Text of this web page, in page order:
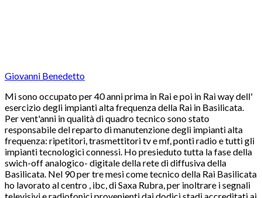
Giovanni Benedetto
Mi sono occupato per 40 anni prima in Rai e poi in Rai way dell'
esercizio degli impianti alta frequenza della Rai in Basilicata.
Per vent'anni in qualità di quadro tecnico sono stato
responsabile del reparto di manutenzione degli impianti alta
frequenza: ripetitori, trasmettitori tv e mf, ponti radio e tutti gli
impianti tecnologici connessi. Ho presieduto tutta la fase della
swich-off analogico- digitale della rete di diffusiva della
Basilicata. Nel 90 per tre mesi come tecnico della Rai Basilicata
ho lavorato al centro , ibc, di Saxa Rubra, per inoltrare i segnali